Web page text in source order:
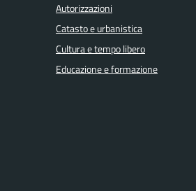
Autorizzazioni
Catasto e urbanistica
Cultura e tempo libero
Educazione e formazione